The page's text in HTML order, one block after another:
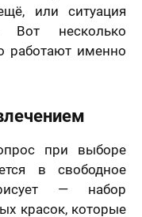
или ситуация
Вот несколько
работают именно
при выборе
в свободное
— набор
красок, которые